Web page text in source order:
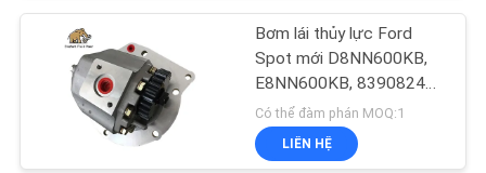
Đơn vị chỉ đạo
Orbitrol
Bơm lái thủy lực Ford
Spot mới D8NN600KB,
E8NN600KB, 83908244,
83936583
Có thể đàm phán MOQ:1
LIÊN HỆ